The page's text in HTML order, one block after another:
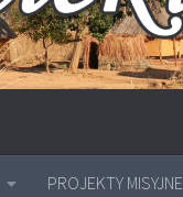
PROJEKTY MISYJNE